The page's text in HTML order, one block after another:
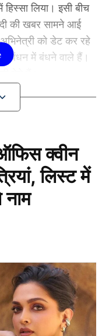
लिया। इसी बीच
की खबर सामने आई
को डेट कर रहे
बंधन में बंधने वाले हैं।
शिखर धवन (Shikhar
की तस्वीरें तेजी से
साथ घूमते हुए नजर आ
Article
क्वीन
लिस्ट में